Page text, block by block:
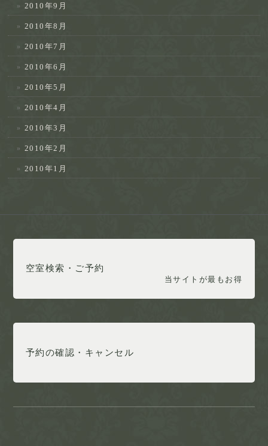
2010年9月
2010年8月
2010年7月
2010年6月
2010年5月
2010年4月
2010年3月
2010年2月
2010年1月
空室検索・ご予約
当サイトが最もお得
予約の確認・キャンセル